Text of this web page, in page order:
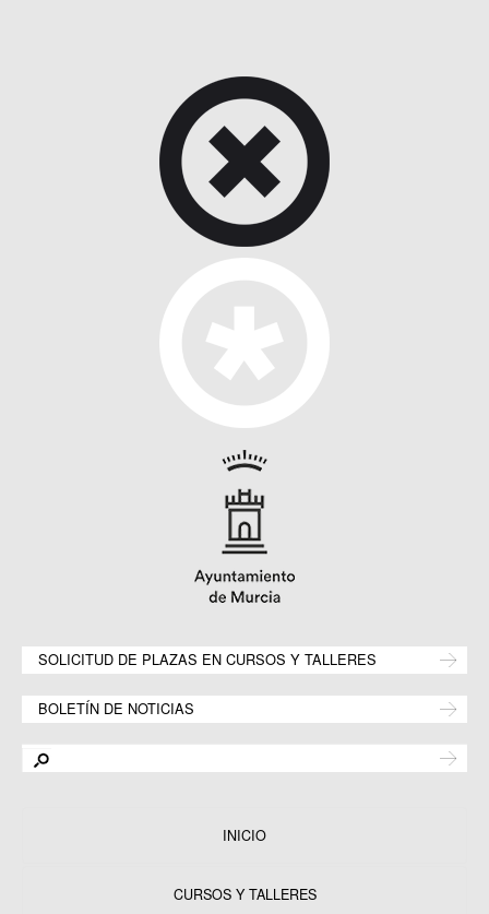
SOLICITUD DE PLAZAS EN CURSOS Y TALLERES
BOLETÍN DE NOTICIAS
INICIO
CURSOS Y TALLERES